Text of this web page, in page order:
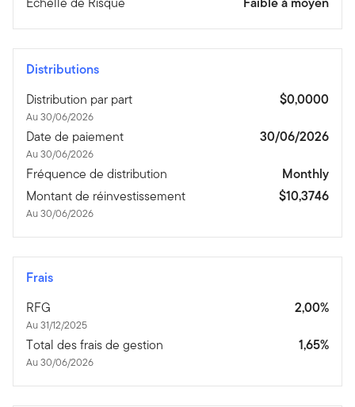
Distributions
Distribution par part
Au 30/06/2026
$0,0000
Date de paiement
Au 30/06/2026
30/06/2026
Fréquence de distribution
Monthly
Montant de réinvestissement
Au 30/06/2026
$10,3746
Frais
RFG
Au 31/12/2025
2,00%
Total des frais de gestion
Au 30/06/2026
1,65%